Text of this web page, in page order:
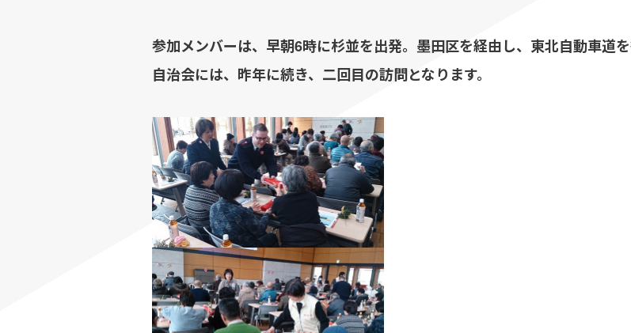
参加メンバーは、早朝6時に杉並を出発。墨田区を経由し、東北自動車道
自治会には、昨年に続き、二回目の訪問となります。